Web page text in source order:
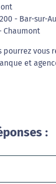
- Bar-sur-
Chaumont
vous
et
: